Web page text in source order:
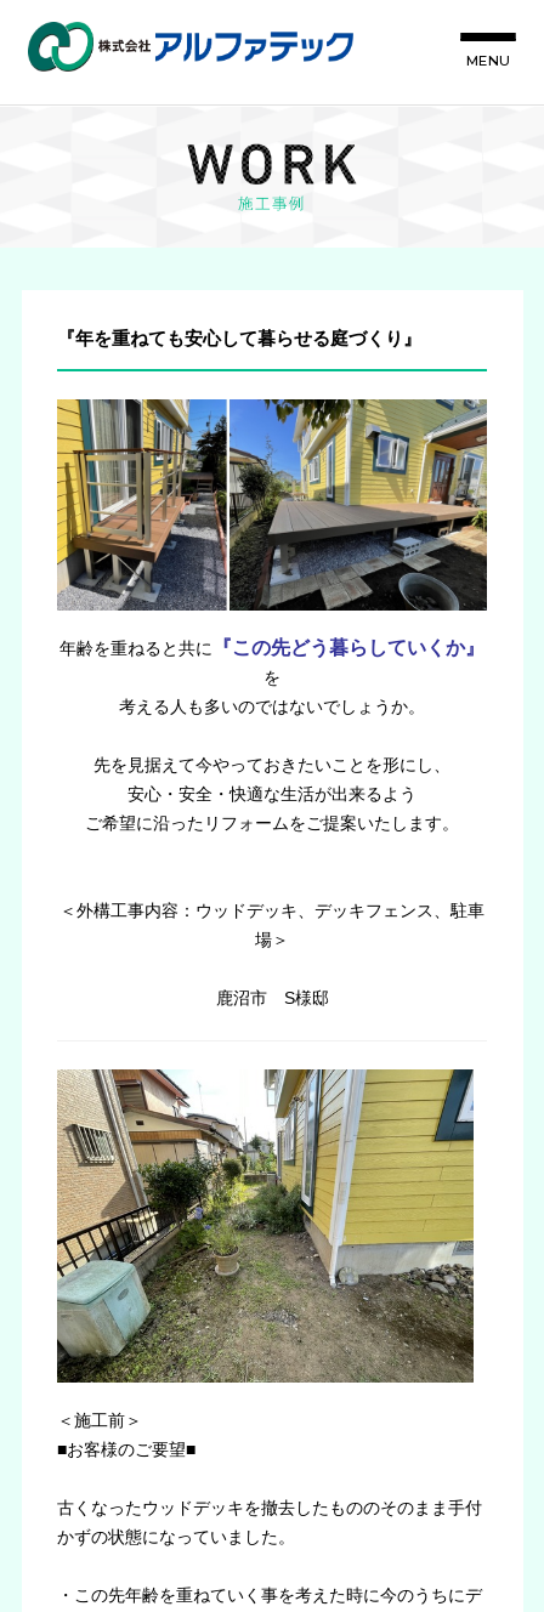
MENU
『年を重ねても安心して暮らせる庭づくり』
年齢を重ねると共に 『この先どう暮らしていくか』
を
考える人も多いのではないでしょうか。
先を見据えて今やっておきたいことを形にし、
安心・安全・快適な生活が出来るよう
ご希望に沿ったリフォームをご提案いたします。
＜外構工事内容：ウッドデッキ、デッキフェンス、駐車
場＞
鹿沼市 S様邸
＜施工前＞
■お客様のご要望■
古くなったウッドデッキを撤去したもののそのまま手付
かずの状態になっていました。
・この先年齢を重ねていく事を考えた時に今のうちにデ